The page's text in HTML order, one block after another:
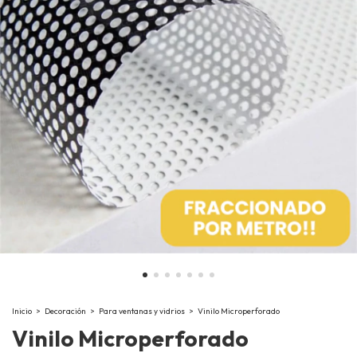
Inicio > Decoración > Para ventanas y vidrios > Vinilo Microperforado
Vinilo Microperforado